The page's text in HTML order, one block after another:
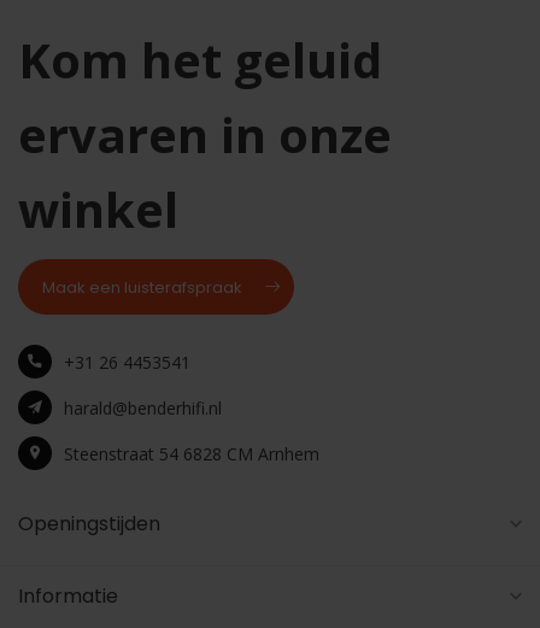
Kom het geluid
ervaren in onze
winkel
Maak een luisterafspraak
+31 26 4453541
harald@benderhifi.nl
Steenstraat 54 6828 CM Arnhem
Openingstijden
Informatie